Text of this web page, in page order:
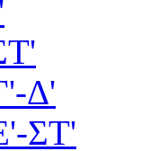
Δ'
ΣΤ'